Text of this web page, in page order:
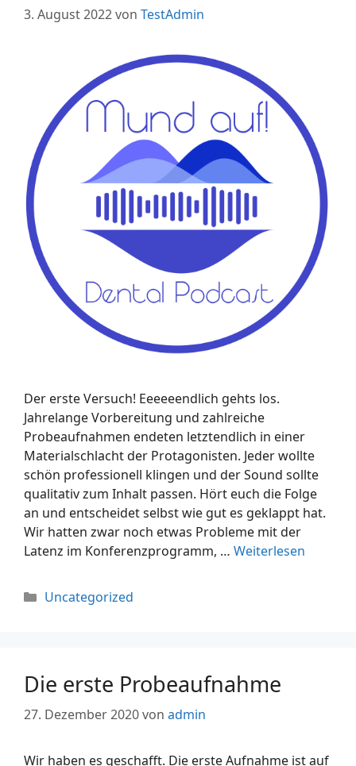
3. August 2022von TestAdmin
Der erste Versuch! Eeeeeendlich gehts los.
Jahrelange Vorbereitung und zahlreiche
Probeaufnahmen endeten letztendlich in einer
Materialschlacht der Protagonisten. Jeder wollte
schön professionell klingen und der Sound sollte
qualitativ zum Inhalt passen. Hört euch die Folge
an und entscheidet selbst wie gut es geklappt hat.
Wir hatten zwar noch etwas Probleme mit der
Latenz im Konferenzprogramm, … Weiterlesen
Uncategorized
Die erste Probeaufnahme
27. Dezember 2020von admin
Wir haben es geschafft. Die erste Aufnahme ist auf